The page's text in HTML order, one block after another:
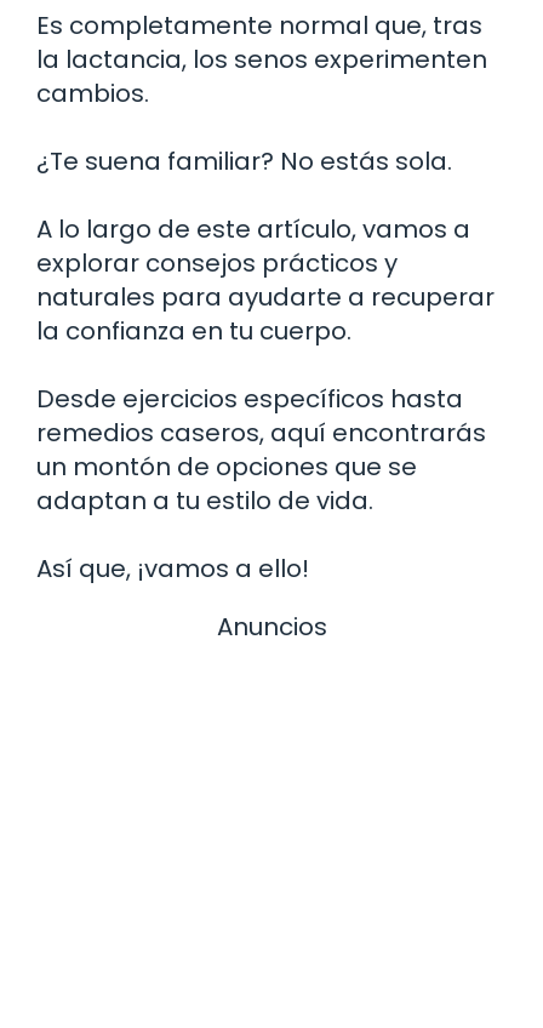
Es completamente normal que, tras
la lactancia, los senos experimenten
cambios.
¿Te suena familiar? No estás sola.
A lo largo de este artículo, vamos a
explorar consejos prácticos y
naturales para ayudarte a recuperar
la confianza en tu cuerpo.
Desde ejercicios específicos hasta
remedios caseros, aquí encontrarás
un montón de opciones que se
adaptan a tu estilo de vida.
Así que, ¡vamos a ello!
Anuncios